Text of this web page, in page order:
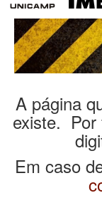
A página
existe. Por
Em caso